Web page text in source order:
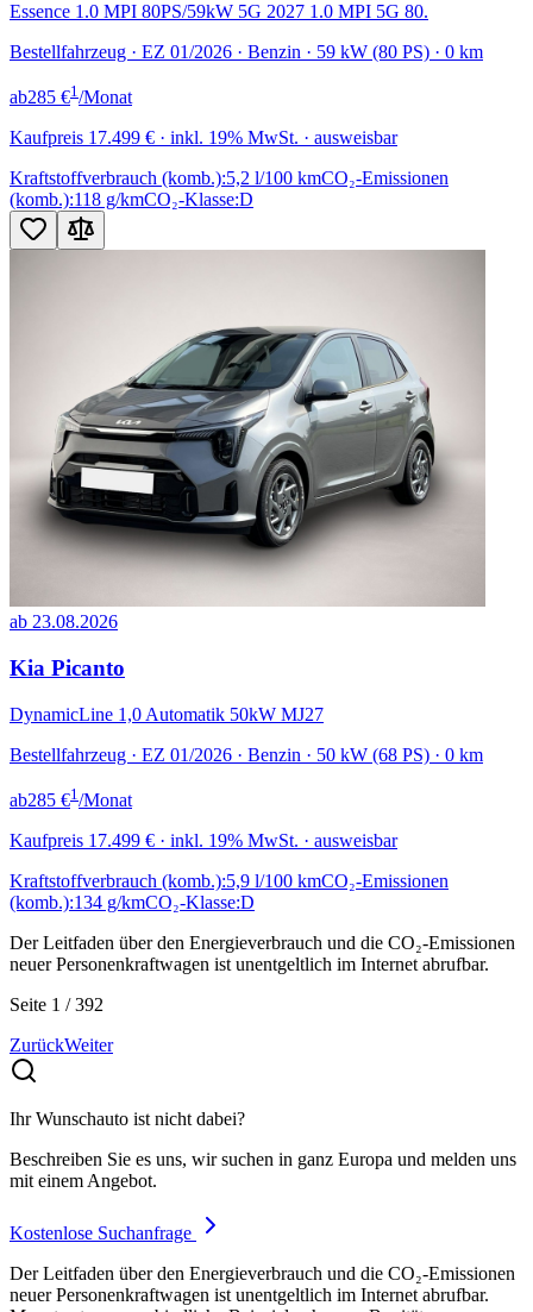
Essence 1.0 MPI 80PS/59kW 5G 2027 1.0 MPI 5G 80.
Bestellfahrzeug · EZ 01/2026 · Benzin · 59 kW (80 PS) · 0 km
ab285 €1/Monat
Kaufpreis 17.499 € · inkl. 19% MwSt. · ausweisbar
Kraftstoffverbrauch (komb.):5,2 l/100 kmCO₂-Emissionen
(komb.):118 g/kmCO₂-Klasse:D
ab 23.08.2026
Kia Picanto
DynamicLine 1,0 Automatik 50kW MJ27
Bestellfahrzeug · EZ 01/2026 · Benzin · 50 kW (68 PS) · 0 km
ab285 €1 /Monat
Kaufpreis 17.499 € · inkl. 19% MwSt. · ausweisbar
Kraftstoffverbrauch (komb.):5,9 l/100 kmCO₂-Emissionen
(komb.):134 g/kmCO₂-Klasse:D
Der Leitfaden über den Energieverbrauch und die CO₂-Emissionen
neuer Personenkraftwagen ist unentgeltlich im Internet abrufbar.
Seite 1 / 392
ZurückWeiter
Ihr Wunschauto ist nicht dabei?
Beschreiben Sie es uns, wir suchen in ganz Europa und melden uns
mit einem Angebot.
Kostenlose Suchanfrage
Der Leitfaden über den Energieverbrauch und die CO₂-Emissionen
neuer Personenkraftwagen ist unentgeltlich im Internet abrufbar.